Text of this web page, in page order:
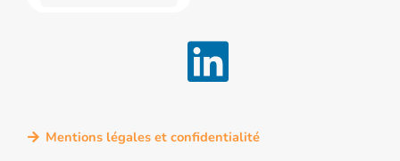
Mentions légales et confidentialité